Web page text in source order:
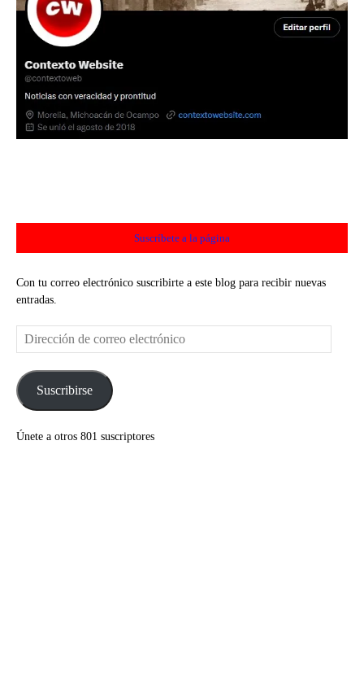
Suscríbete a la página
Con tu correo electrónico suscribirte a este blog para recibir nuevas
entradas.
Dirección
de
electrónicoSuscribirse
Únete a otros 801 suscriptores